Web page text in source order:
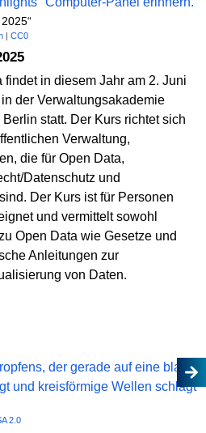
| CC0
findet in diesem Jahr am 2. Juni
der Verwaltungsakademie
statt. Der Kurs richtet sich
Verwaltung,
die für Open Data,
Datenschutz und
Der Kurs ist für Personen
und vermittelt sowohl
Open Data wie Gesetze und
Anleitungen zur
von Daten.
2.0